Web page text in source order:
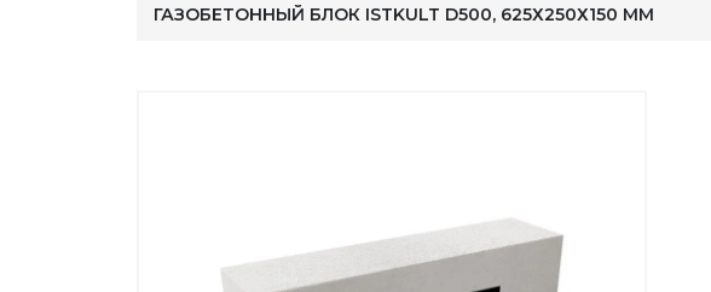
ГАЗОБЕТОННЫЙ БЛОК ISTKULT D500, 625Х250Х150 ММ